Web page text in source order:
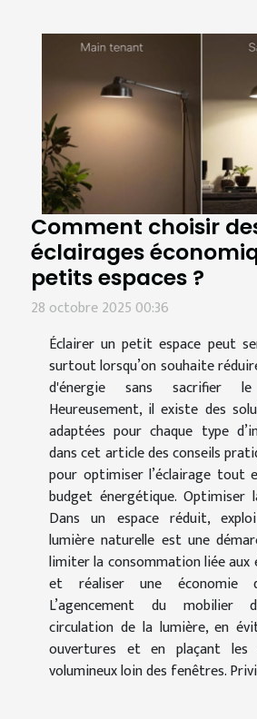
Comment choisir
éclairages
petits espaces ?
28 octobre 2025 00:36
Éclairer un petit espace peut
surtout lorsqu’on souhaite
d'énergie sans sacrifier
Heureusement, il existe des
adaptées pour chaque type
dans cet article des conseils
pour optimiser l’éclairage tout
budget énergétique. Optimiser
Dans un espace réduit,
lumière naturelle est une
limiter la consommation liée aux
et réaliser une économie
L’agencement du
circulation de la lumière, en
ouvertures et en plaçant les
volumineux loin des fenêtres.